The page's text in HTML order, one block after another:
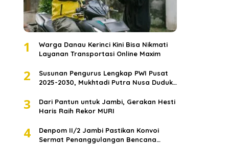
1
Warga Danau Kerinci Kini Bisa Nikmati
Layanan Transportasi Online Maxim
2
Susunan Pengurus Lengkap PWI Pusat
2025-2030, Mukhtadi Putra Nusa Duduki
3
Dari Pantun untuk Jambi, Gerakan Hesti
Haris Raih Rekor MURI
4
Denpom II/2 Jambi Pastikan Konvoi
Sermat Penanggulangan Bencana